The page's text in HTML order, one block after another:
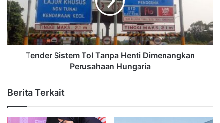
Tender Sistem Tol Tanpa Henti Dimenangkan
Perusahaan Hungaria
Berita Terkait